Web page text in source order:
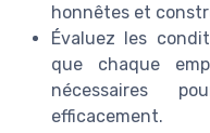
honnêtes et
Évaluez les
que chaque
nécessaires
efficacement.